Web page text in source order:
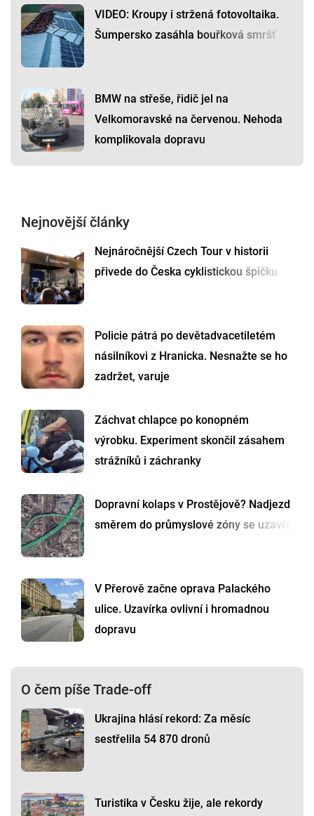
VIDEO: Kroupy i stržená fotovoltaika.
Šumpersko zasáhla bouřková smršť
BMW na střeše, řidič jel na
Velkomoravské na červenou. Nehoda
komplikovala dopravu
Nejnovější články
Nejnáročnější Czech Tour v historii
přivede do Česka cyklistickou špičku
Policie pátrá po devětadvacetiletém
násilníkovi z Hranicka. Nesnažte se ho
zadržet, varuje
Záchvat chlapce po konopném
výrobku. Experiment skončil zásahem
strážníků i záchranky
Dopravní kolaps v Prostějově? Nadjezd
směrem do průmyslové zóny se uzavře
V Přerově začne oprava Palackého
ulice. Uzavírka ovlivní i hromadnou
dopravu
O čem píše Trade-off
Ukrajina hlásí rekord: Za měsíc
sestřelila 54 870 dronů
Turistika v Česku žije, ale rekordy